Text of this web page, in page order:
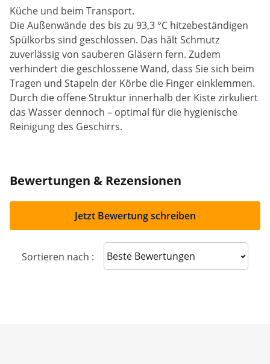
Küche und beim Transport.
Die Außenwände des bis zu 93,3 °C hitzebeständigen
Spülkorbs sind geschlossen. Das hält Schmutz
zuverlässig von sauberen Gläsern fern. Zudem
verhindert die geschlossene Wand, dass Sie sich beim
Tragen und Stapeln der Körbe die Finger einklemmen.
Durch die offene Struktur innerhalb der Kiste zirkuliert
das Wasser dennoch – optimal für die hygienische
Reinigung des Geschirrs.
Bewertungen & Rezensionen
Jetzt Bewertung schreiben
Sortieren nach : Sort reviews